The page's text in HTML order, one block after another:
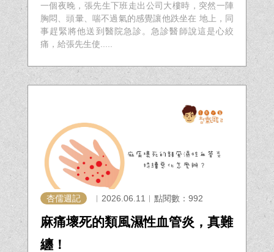
一個夜晚，張先生下班走出公司大樓時，突然一陣
胸悶、頭暈、喘不過氣的感覺讓他跌坐在 地上，同
事趕緊將他送到醫院急診。急診醫師說這是心絞
痛，給張先生使.....
杏儒週記 ︱2026.06.11︱點閱數：992
麻痛壞死的類風濕性血管炎，真難
纏！